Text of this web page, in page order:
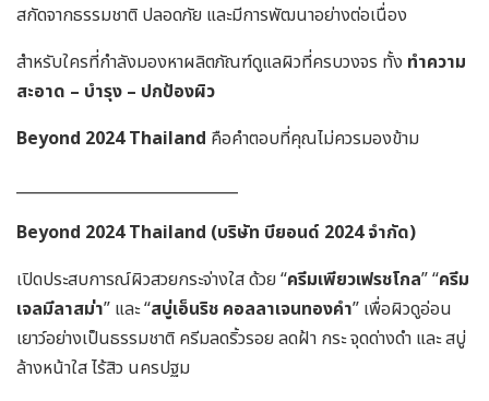
สกัดจากธรรมชาติ ปลอดภัย และมีการพัฒนาอย่างต่อเนื่อง
สำหรับใครที่กำลังมองหาผลิตภัณฑ์ดูแลผิวที่ครบวงจร ทั้ง ทำความ
สะอาด – บำรุง – ปกป้องผิว
Beyond 2024 Thailand คือคำตอบที่คุณไม่ควรมองข้าม
_____________________________
Beyond 2024 Thailand (บริษัท บียอนด์ 2024 จำกัด)
เปิดประสบการณ์ผิวสวยกระจ่างใส ด้วย “ครีมเพียวเฟรชโกล” “ครีม
เจลมีลาสม่า” และ “สบู่เอ็นริช คอลลาเจนทองคำ” เพื่อผิวดูอ่อน
เยาว์อย่างเป็นธรรมชาติ ครีมลดริ้วรอย ลดฝ้า กระ จุดด่างดำ และ สบู่
ล้างหน้าใส ไร้สิว นครปฐม